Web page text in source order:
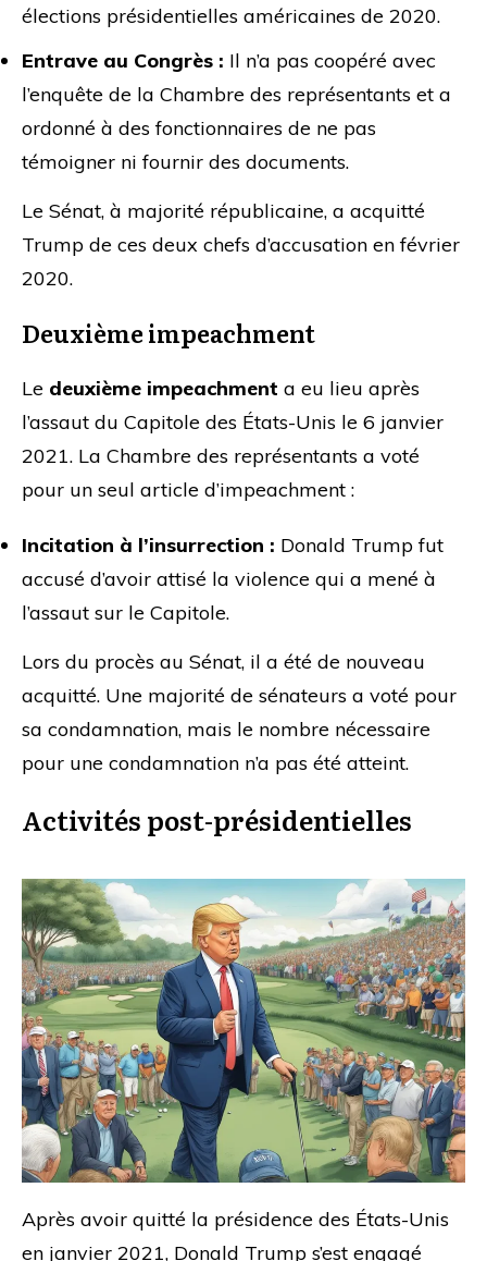
élections présidentielles américaines de 2020.
Entrave au Congrès : Il n’a pas coopéré avec
l’enquête de la Chambre des représentants et a
ordonné à des fonctionnaires de ne pas
témoigner ni fournir des documents.
Le Sénat, à majorité républicaine, a acquitté
Trump de ces deux chefs d’accusation en février
2020.
Deuxième impeachment
Le deuxième impeachment a eu lieu après
l’assaut du Capitole des États-Unis le 6 janvier
2021. La Chambre des représentants a voté
pour un seul article d’impeachment :
Incitation à l’insurrection : Donald Trump fut
accusé d’avoir attisé la violence qui a mené à
l’assaut sur le Capitole.
Lors du procès au Sénat, il a été de nouveau
acquitté. Une majorité de sénateurs a voté pour
sa condamnation, mais le nombre nécessaire
pour une condamnation n’a pas été atteint.
Activités post-présidentielles
Après avoir quitté la présidence des États-Unis
en janvier 2021, Donald Trump s’est engagé